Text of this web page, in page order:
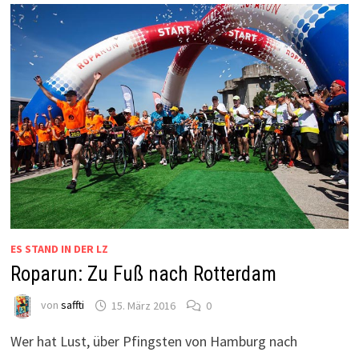
ES STAND IN DER LZ
Roparun: Zu Fuß nach Rotterdam
von saffti 15. März 2016 0
Wer hat Lust, über Pfingsten von Hamburg nach